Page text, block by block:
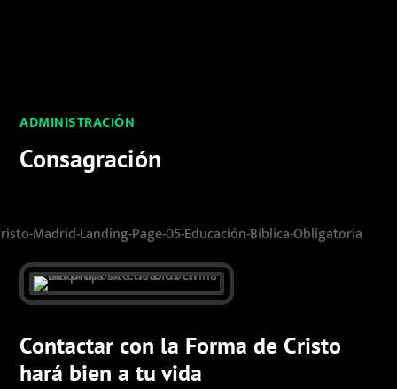
ADMINISTRACIÓN
Consagración
Contactar con la Forma de Cristo
hará bien a tu vida